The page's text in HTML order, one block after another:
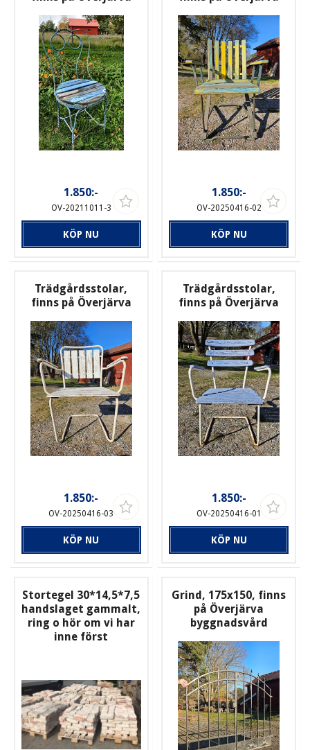
1.850:-
OV-20211011-3
KÖP NU
1.850:-
OV-20250416-02
KÖP NU
Trädgårdsstolar,
finns på Överjärva
1.850:-
OV-20250416-03
KÖP NU
Trädgårdsstolar,
finns på Överjärva
1.850:-
OV-20250416-01
KÖP NU
Stortegel 30*14,5*7,5
handslaget gammalt,
ring o hör om vi har
inne först
Grind, 175x150, finns
på Överjärva
byggnadsvård